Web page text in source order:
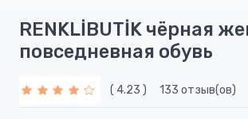
RENKLİBUTİK чёрная
повседневная обувь
( 4.23 ) 133 отзыв(ов)